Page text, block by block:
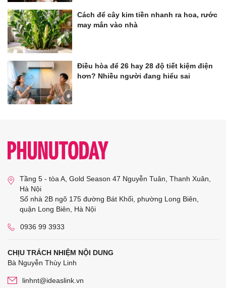
Cách để cây kim tiền nhanh ra hoa, rước
may mắn vào nhà
Điều hòa để 26 hay 28 độ tiết kiệm điện
hơn? Nhiều người đang hiểu sai
Tầng 5 - tòa A, Gold Season 47 Nguyễn Tuân, Thanh Xuân,
Hà Nội
Số nhà 2B ngõ 175 đường Bát Khối, phường Long Biên,
quận Long Biên, Hà Nội
0936 99 3933
CHỊU TRÁCH NHIỆM NỘI DUNG
Bà Nguyễn Thùy Linh
linhnt@ideaslink.vn